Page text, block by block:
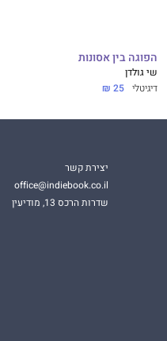
הפוגה בין אסונות
שי גולדן
דיגיטלי 25 ₪
יצירת קשר
office@indiebook.co.il
שדרות הרכס 13, מודיעין